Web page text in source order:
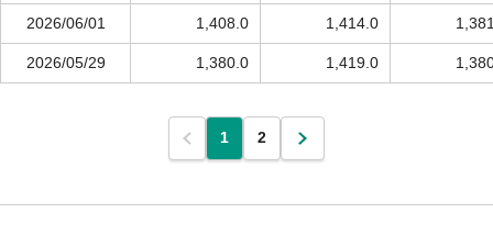
2026/06/01 1,408.0 1,414.0
2026/05/29 1,380.0 1,419.0
1 2